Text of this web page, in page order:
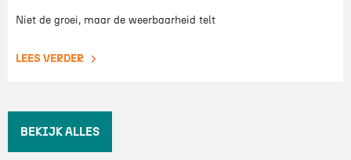
Niet de groei, maar de weerbaarheid telt
LEES VERDER
BEKIJK ALLES